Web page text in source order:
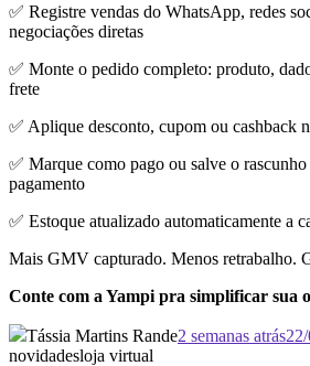
✅ Registre vendas do WhatsApp, redes
negociações diretas
✅ Monte o pedido completo: produto,
frete
✅ Aplique desconto, cupom ou cashback
✅ Marque como pago ou salve o
pagamento
✅ Estoque atualizado automaticamente a
Mais GMV capturado. Menos retrabalho.
Conte com a Yampi pra simplificar sua
Tássia Martins Rande2 semanas atrás
novidadesloja virtual